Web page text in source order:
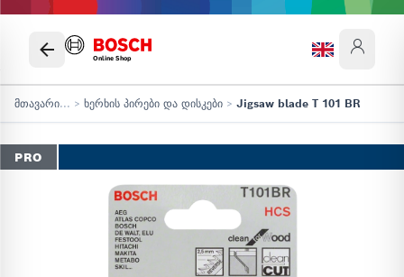
Online Shop
მთავარი... > ხერხის პირები და დისკები > Jigsaw blade T 101 BR
PRO